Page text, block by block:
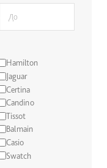
Hamilton
Jaguar
Certina
Candino
Tissot
Balmain
Casio
Swatch